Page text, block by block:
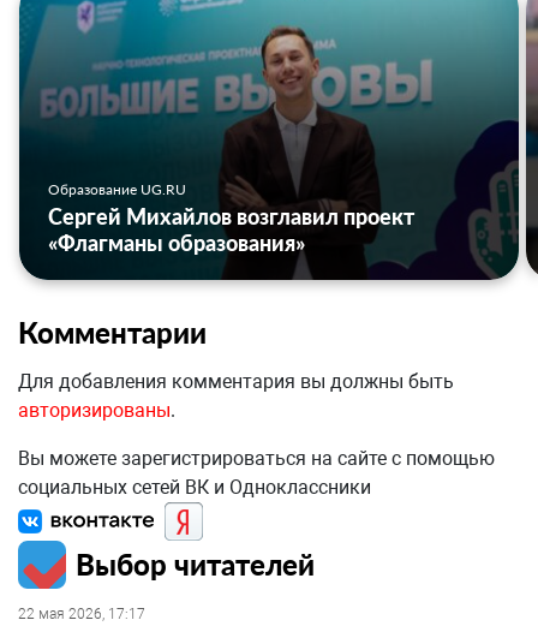
Образование UG.RU
Сергей Михайлов возглавил проект
«Флагманы образования»
Комментарии
Для добавления комментария вы должны быть
авторизированы.
Вы можете зарегистрироваться на сайте с помощью
социальных сетей ВК и Одноклассники
Выбор читателей
22 мая 2026, 17:17